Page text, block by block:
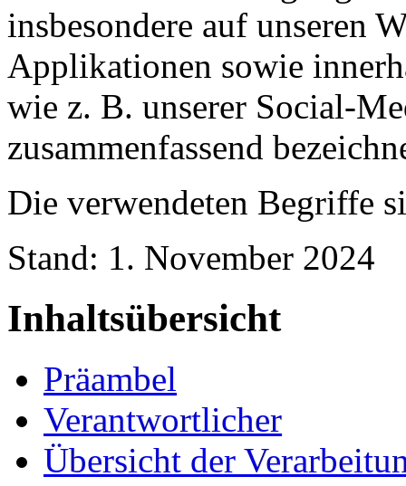
insbesondere auf unseren
Applikationen sowie
wie z. B. unserer Social-
zusammenfassend
Die verwendeten Begriffe
Stand: 1. November 2024
Inhaltsübersicht
Präambel
Verantwortlicher
Übersicht der